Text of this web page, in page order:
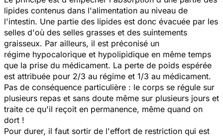
lipides contenus dans l'alimentation au niveau de
l'intestin. Une partie des lipides est donc évacuée par les
selles d'où des selles grasses et des suintements
graisseux. Par ailleurs, il est préconisé un
régime hypocalorique et hypolipidique en même temps
que la prise du médicament. La perte de poids espérée
est attribuée pour 2/3 au régime et 1/3 au médicament.
Pas de conséquence particulière : le corps se régule sur
plusieurs repas et sans doute même sur plusieurs jours et
traite ce qu'il reçoit en permanence, même quand on
dort !
Pour durer, il faut sortir de l'effort de restriction qui est